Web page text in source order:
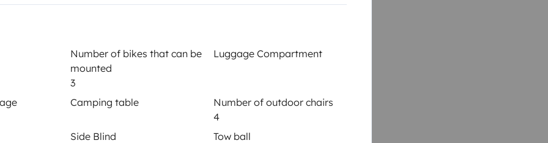
Number of bikes that can be
mounted
3
Luggage Compartment
Camping table
Number of outdoor chairs
4
Side Blind Tow ball
Schieben.
auch mit 12V z.B. während
und zwei Anglerstühle, ein
in 5 Minuten! Ich freue mich
2020
Height